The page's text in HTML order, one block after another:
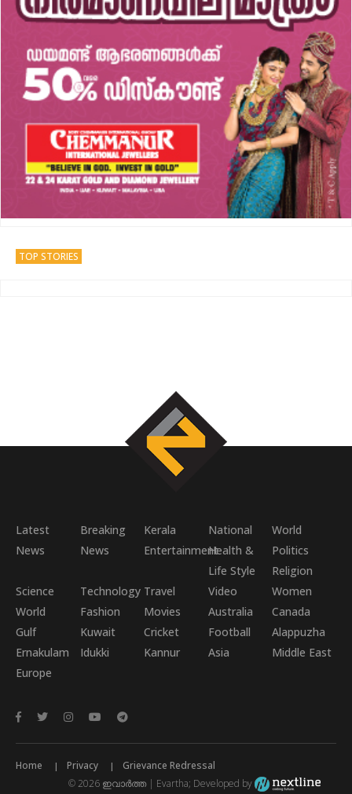
TOP STORIES
Latest
News
Breaking
News
Kerala National
World
EntertainmentHealth &
Life Style
Politics
Religion
Science
World
Technology Travel Video
Women
Fashion
Movies Australia
Canada
Gulf
Kuwait Cricket Football
Alappuzha
Ernakulam
Idukki Kannur Asia
Middle East
Europe
Home Privacy
Grievance Redressal
© 2026 ഇവാർത്ത | Evartha; Developed by